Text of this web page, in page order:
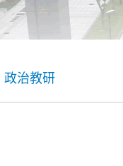
政治教研